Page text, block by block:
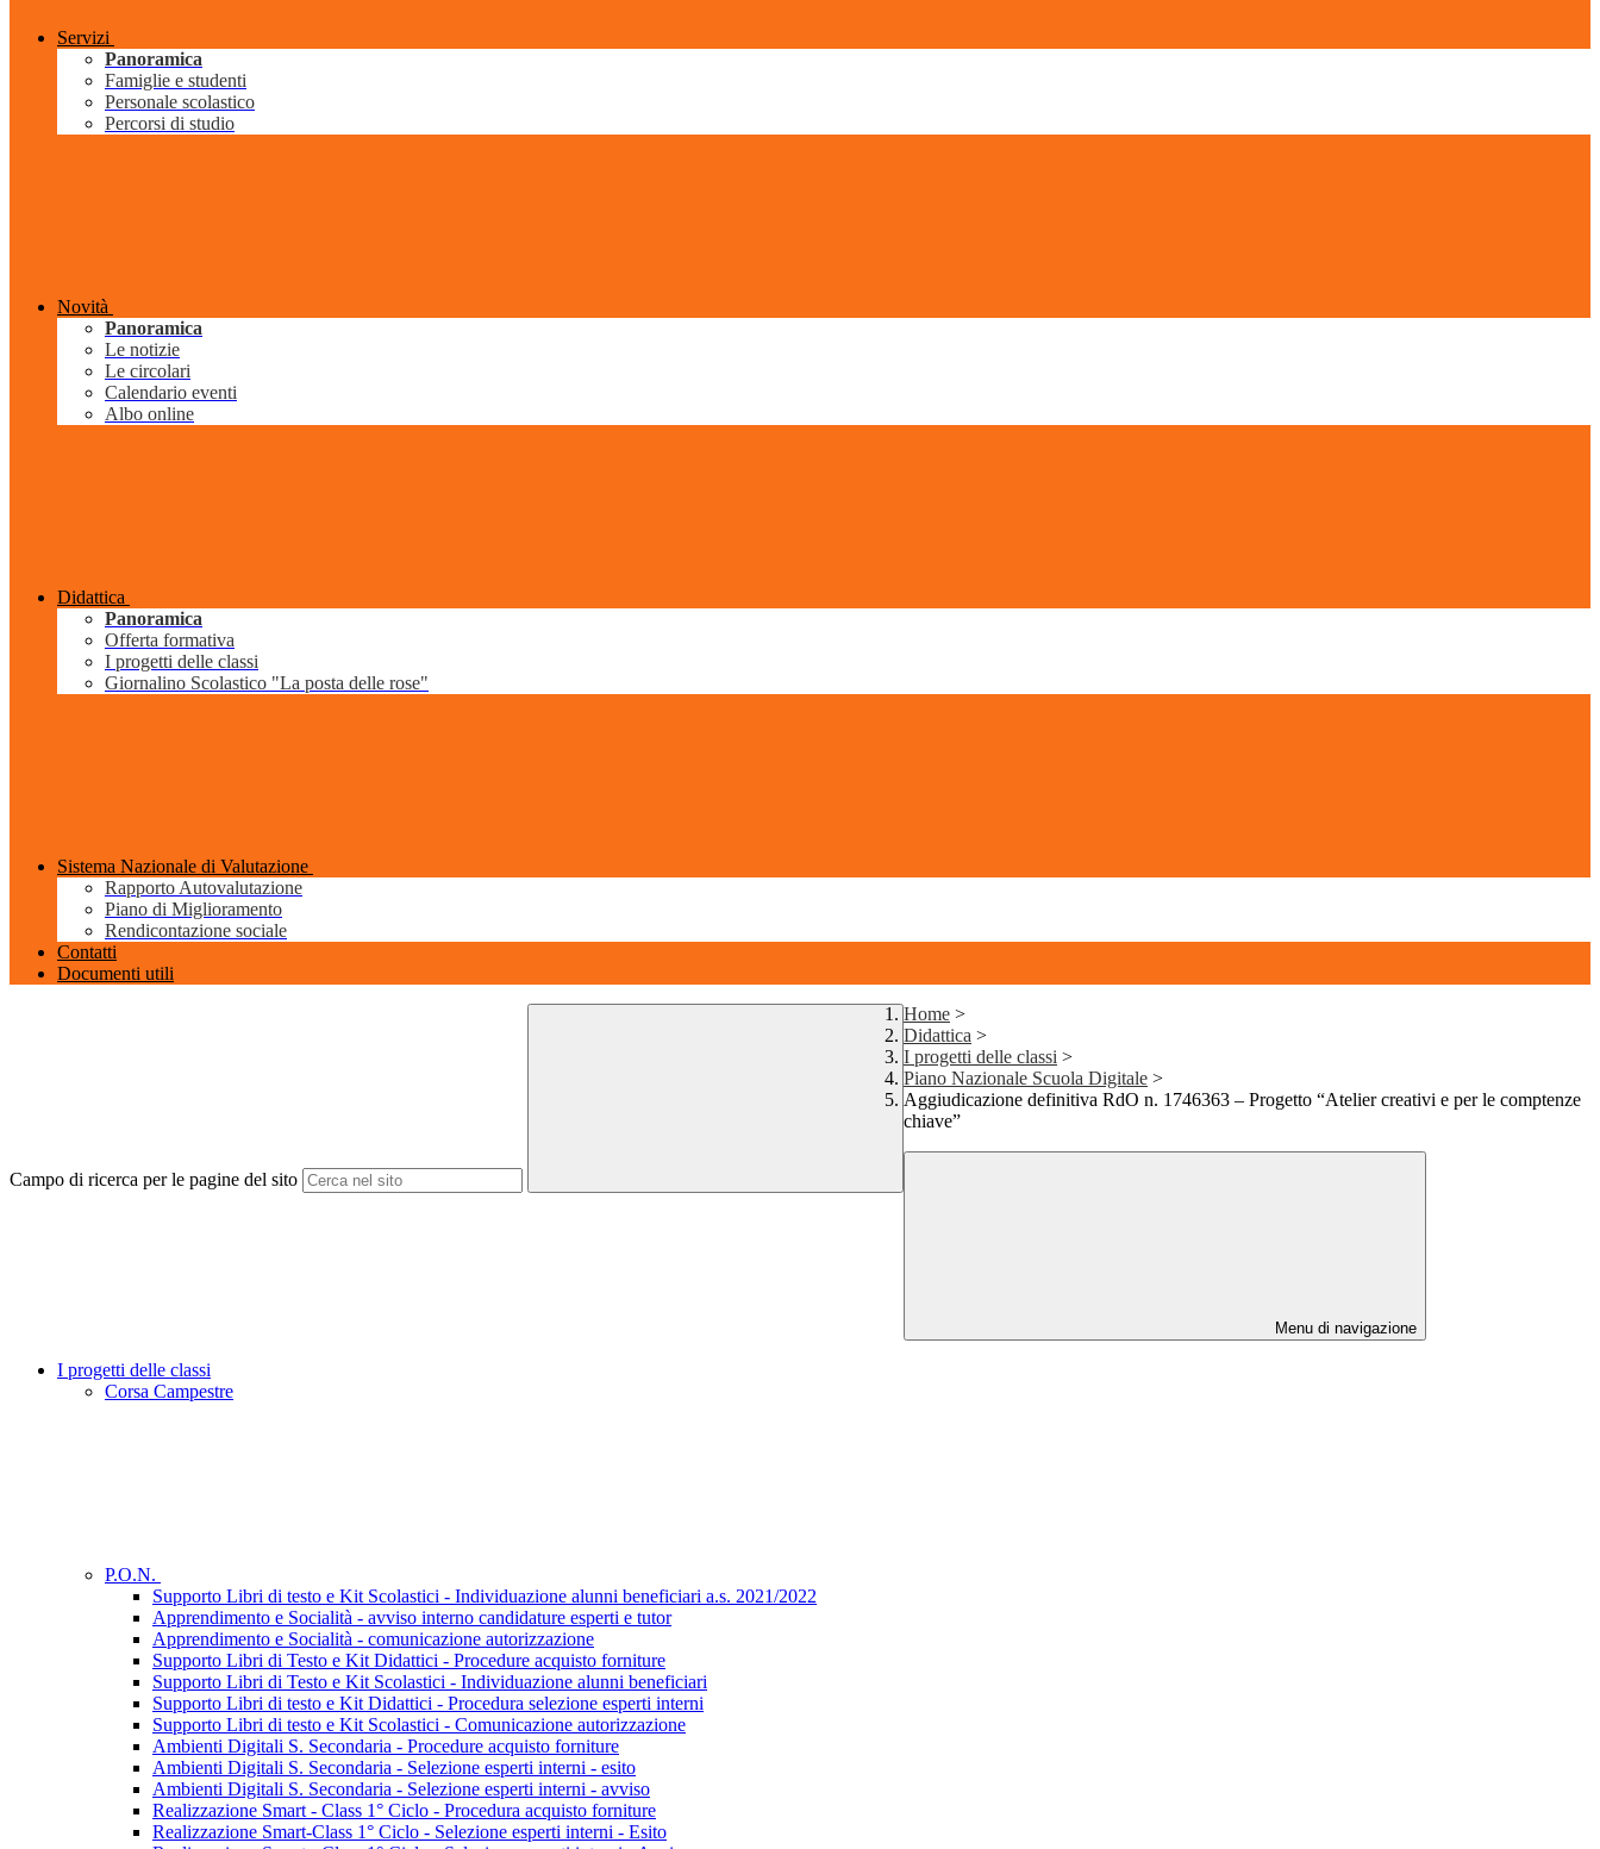
Servizi
Panoramica
Famiglie e studenti
Personale scolastico
Percorsi di studio
Novità
Panoramica
Le notizie
Le circolari
Calendario eventi
Albo online
Didattica
Panoramica
Offerta formativa
I progetti delle classi
Giornalino Scolastico "La posta delle rose"
Sistema Nazionale di Valutazione
Rapporto Autovalutazione
Piano di Miglioramento
Rendicontazione sociale
Contatti
Documenti utili
Campo di ricerca per le pagine del sito
Home >
Didattica >
I progetti delle classi >
Piano Nazionale Scuola Digitale >
Aggiudicazione definitiva RdO n. 1746363 – Progetto “Atelier creativi e per le comptenze
chiave”
Menu di navigazione
I progetti delle classi
Corsa Campestre
P.O.N.
Supporto Libri di testo e Kit Scolastici - Individuazione alunni beneficiari a.s. 2021/2022
Apprendimento e Socialità - avviso interno candidature esperti e tutor
Apprendimento e Socialità - comunicazione autorizzazione
Supporto Libri di Testo e Kit Didattici - Procedure acquisto forniture
Supporto Libri di Testo e Kit Scolastici - Individuazione alunni beneficiari
Supporto Libri di testo e Kit Didattici - Procedura selezione esperti interni
Supporto Libri di testo e Kit Scolastici - Comunicazione autorizzazione
Ambienti Digitali S. Secondaria - Procedure acquisto forniture
Ambienti Digitali S. Secondaria - Selezione esperti interni - esito
Ambienti Digitali S. Secondaria - Selezione esperti interni - avviso
Realizzazione Smart - Class 1° Ciclo - Procedura acquisto forniture
Realizzazione Smart-Class 1° Ciclo - Selezione esperti interni - Esito